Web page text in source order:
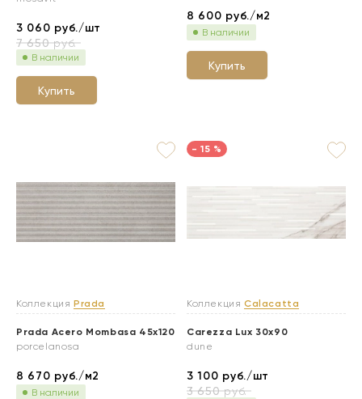
3 060 руб./шт
7 650руб.
В наличии
Купить
8 600 руб./м2
В наличии
Купить
Коллекция Prada
Prada Acero Mombasa 45x120
porcelanosa
8 670 руб./м2
В наличии
- 15 %
Коллекция Calacatta
Carezza Lux 30x90
dune
3 100 руб./шт
3 650руб.